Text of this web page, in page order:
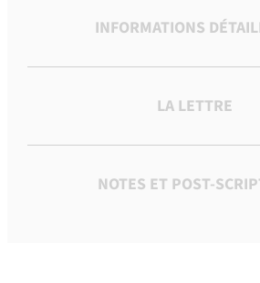
INFORMATIONS
LA LETTRE
NOTES ET POST-